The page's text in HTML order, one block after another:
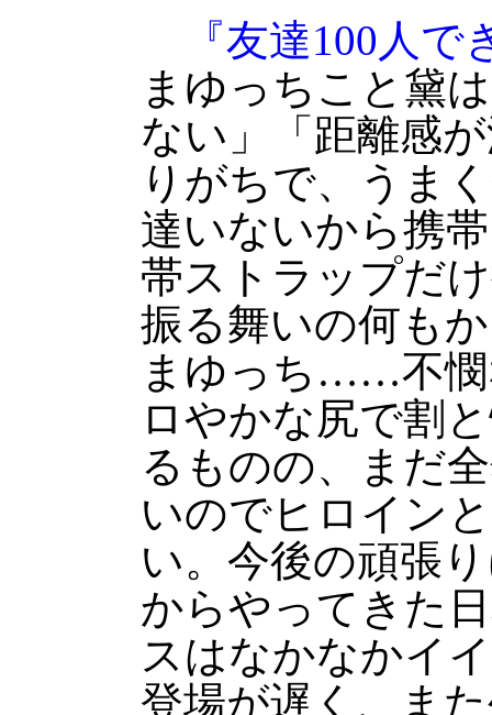
『友達100人
まゆっちこと黛
ない」「距離感
りがちで、うま
達いないから携
帯ストラップだ
振る舞いの何も
まゆっち……不
ロやかな尻で割
るものの、まだ
いのでヒロイン
い。今後の頑張
からやってきた
スはなかなかイ
登場が遅く、ま